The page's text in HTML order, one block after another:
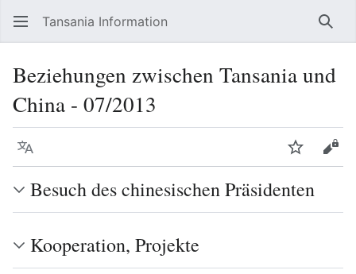
Tansania Information
Beziehungen zwischen Tansania und
China - 07/2013
Sprache
Besuch des chinesischen Präsidenten
Kooperation, Projekte